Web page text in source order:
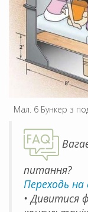
Мал. 6 Бункер з
питання?
Переходь на
• Дивитися